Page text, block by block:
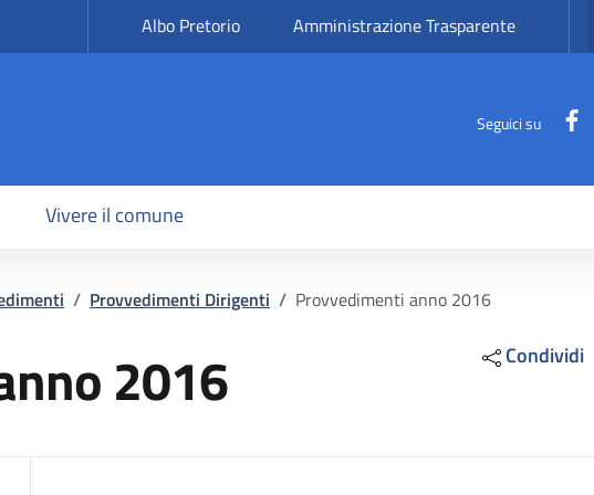
Albo Pretorio Amministrazione Trasparente
Seguici su
Vivere il comune
/ Provvedimenti Dirigenti / Provvedimenti anno 2016
2016 Condividi